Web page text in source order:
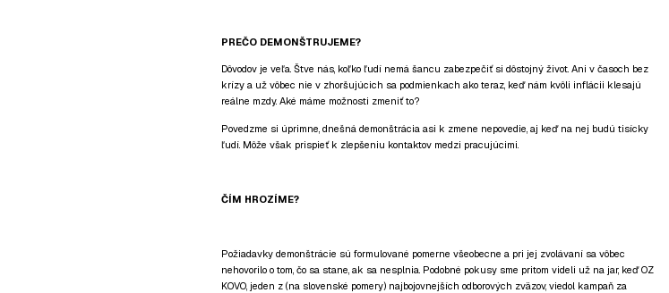
PREČO DEMONŠTRUJEME?
Dôvodov je veľa. Štve nás, koľko ľudí nemá šancu zabezpečiť si dôstojný život. Ani v časoch bez
krízy a už vôbec nie v zhoršujúcich sa podmienkach ako teraz, keď nám kvôli inflácii klesajú
reálne mzdy. Aké máme možnosti zmeniť to?
Povedzme si úprimne, dnešná demonštrácia asi k zmene nepovedie, aj keď na nej budú tisícky
ľudí. Môže však prispieť k zlepšeniu kontaktov medzi pracujúcimi.
ČÍM HROZÍME?
Požiadavky demonštrácie sú formulované pomerne všeobecne a pri jej zvolávaní sa vôbec
nehovorilo o tom, čo sa stane, ak sa nesplnia. Podobné pokusy sme pritom videli už na jar, keď OZ
KOVO, jeden z (na slovenské pomery) najbojovnejších odborových zväzov, viedol kampaň za